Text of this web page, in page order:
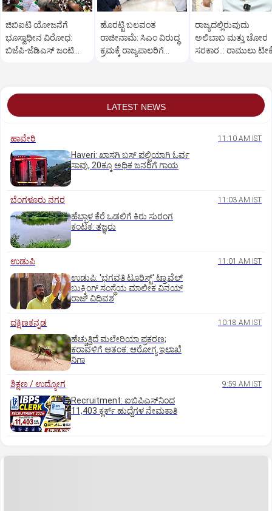
ಜಿಬಿಐಟಿ ಯೋಜನೆಗೆ
ಭೂಸ್ವಾಧೀನ ವಿರೋಧ:
ಬಿಜೆಪಿ-ಜೆಡಿಎಸ್‌ ಜಂಟಿ
ಹೊರಟ್ಟಿ ಬಲವಂತ
ರಾಜೀನಾಮೆ: ಸಿಎಂ ವಿರುದ್ಧ
ಕ್ರಮಕ್ಕೆ ರಾಜ್ಯಪಾಲರಿಗೆ
ರಾಜ್ಯದಲ್ಲಿರುವುದು
ಅಲಿಬಾಬ ಮತ್ತು ಚೋರ
ಸರಕಾರ..: ರಾಮುಲು
LATEST NEWS
ಹಾವೇರಿ 11:10 AM IST
Haveri: ಖಾಸಗಿ ಬಸ್ ಪಲ್ಟಿಯಾಗಿ ಓರ್ವ
ಸಾವು, 20ಕ್ಕೂ ಅಧಿಕ ಜನರಿಗೆ ಗಾಯ
ಬೆಂಗಳೂರು ನಗರ 11:03 AM IST
ಹೆಬ್ಬಾಳ ಕೆರೆ ಒಡಲಿಗೆ ಕಿರು ಸುರಂಗ
ಕಂಟಕ: ತಜ್ಞರು
ಉಡುಪಿ 11:01 AM IST
ಉಡುಪಿ: 'ಭಗವತಿ ಟೂರಿಸ್ಟ್' ಟ್ರಾವೆಲ್
ಬುಕ್ಕಿಂಗ್ ಸಂಸ್ಥೆಯ ಮಾಲೀಕ ವಿನಯ್
ರಾಜ್ ವಿಧಿವಶ
ದಕ್ಷಿಣಕನ್ನಡ 10:18 AM IST
ಹೆಚ್ಚುತ್ತಿದೆ ಮಲೇರಿಯಾ ಪ್ರಕರಣ;
ಕರಾವಳಿಗೆ ಆತಂಕ: ಆರೋಗ್ಯ ಇಲಾಖೆ
ನಿಗಾ
ಶಿಕ್ಷಣ / ಉದ್ಯೋಗ 9:59 AM IST
Recruitment: ಐಬಿಪಿಎಸ್‌ನಿಂದ
11,403 ಕ್ಲರ್ಕ್‌ ಹುದ್ದೆಗಳ ನೇಮಕಾತಿ